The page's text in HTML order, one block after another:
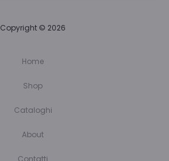
Copyright © 2026
Home
Shop
Cataloghi
About
Contatti